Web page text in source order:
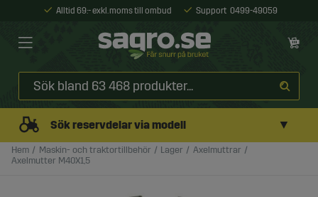
Alltid 69:- exkl. moms till ombud Support 0499-49059
Sök reservdelar via modell ▼
Hem Maskin- och traktortillbehör Lager
Axelmuttrar
Axelmutter M40X1,5